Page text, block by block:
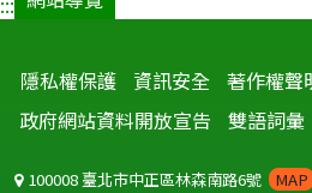
隱私權保護 資訊安全 著作權聲
政府網站資料開放宣告
雙語詞彙
100008 臺北市中正區林森南路6號 MAP